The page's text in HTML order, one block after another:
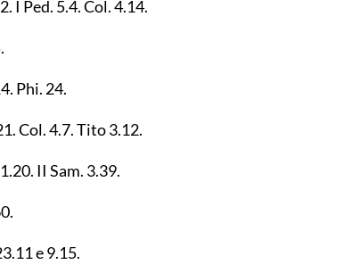
. I Ped. 5.4. Col.4.14.
.
. Phi. 24.
. Col.4.7. Tito3.12.
1.20. II Sam. 3.39.
.
e9.15.